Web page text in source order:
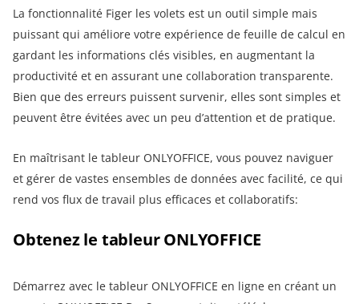
La fonctionnalité Figer les volets est un outil simple mais
puissant qui améliore votre expérience de feuille de calcul en
gardant les informations clés visibles, en augmentant la
productivité et en assurant une collaboration transparente.
Bien que des erreurs puissent survenir, elles sont simples et
peuvent être évitées avec un peu d’attention et de pratique.
En maîtrisant le tableur ONLYOFFICE, vous pouvez naviguer
et gérer de vastes ensembles de données avec facilité, ce qui
rend vos flux de travail plus efficaces et collaboratifs:
Obtenez le tableur ONLYOFFICE
Démarrez avec le tableur ONLYOFFICE en ligne en créant un